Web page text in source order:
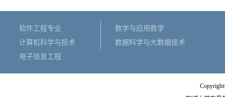
软件工程专业
计算机科学与技术
电子信息工程
数学与应用数学
数据科学与大数据技术